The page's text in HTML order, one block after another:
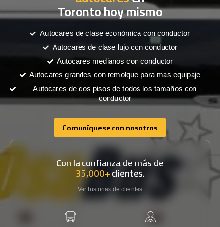
Toronto hoy mismo
Autocares de clase económica con conductor
Autocares de clase lujo con conductor
Autocares medianos con conductor
Autocares grandes con remolque para más equipaje
Autocares de dos pisos de todos los tamaños con
conductor
Comuníquese con nosotros
Comuníquese con nosotros
Con la confianza de más de
35,000+clientes.
Ver historias de clientes